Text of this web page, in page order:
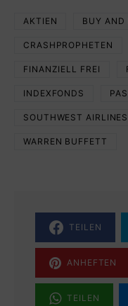
AKTIEN BUY AND
CRASHPROPHETEN
FINANZIELL FREI
INDEXFONDS
SOUTHWEST AIRLINES
WARREN BUFFETT
TEILEN
ANHEFTEN
TEILEN